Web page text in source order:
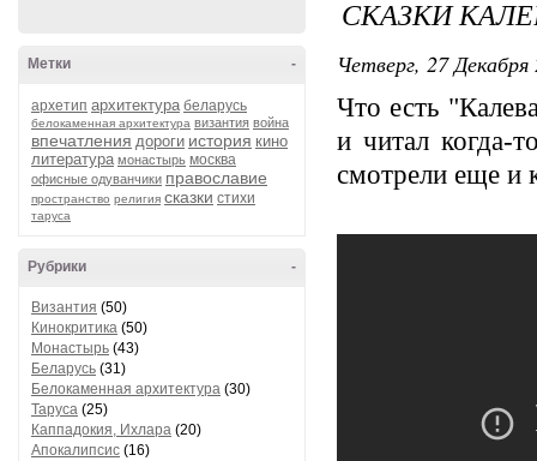
-
Метки
архетип архитектура беларусь
белокаменная архитектура византия война
впечатления дороги история кино
литература монастырь москва
офисные одуванчики православие
пространство религия сказки стихи
таруса
-
Рубрики
Византия (50)
Кинокритика (50)
Монастырь (43)
Беларусь (31)
Белокаменная архитектура (30)
Таруса (25)
Каппадокия, Ихлара (20)
Апокалипсис (16)
СКАЗКИ
Четверг, 27
Что есть
и читал когда-
смотрели еще и